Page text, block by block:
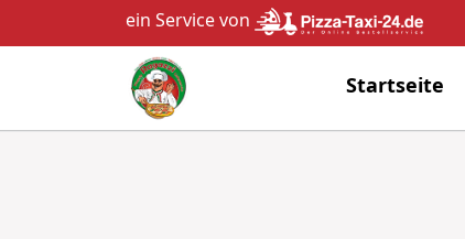
ein Service von
Startseite